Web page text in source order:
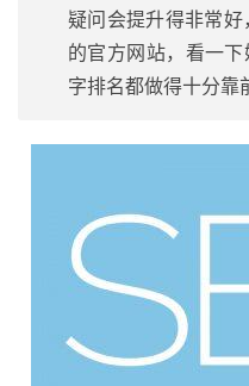
疑问会提升得非常
的官方网站，看一
字排名都做得十分靠